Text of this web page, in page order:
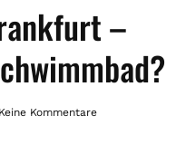
–
Keine Kommentare